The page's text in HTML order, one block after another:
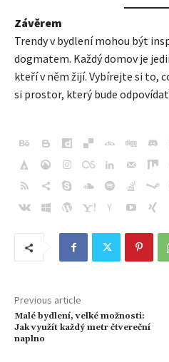
Závěrem
Trendy v bydlení mohou být
dogmatem. Každý domov je
kteří v něm žijí. Vybírejte si to,
si prostor, který bude
Previous article
Malé bydlení, velké možnosti:
Jak využít každý metr čtvereční
naplno